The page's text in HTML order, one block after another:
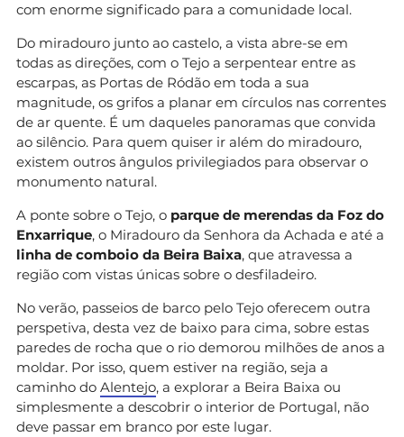
com enorme significado para a comunidade local.
Do miradouro junto ao castelo, a vista abre-se em
todas as direções, com o Tejo a serpentear entre as
escarpas, as Portas de Ródão em toda a sua
magnitude, os grifos a planar em círculos nas correntes
de ar quente. É um daqueles panoramas que convida
ao silêncio. Para quem quiser ir além do miradouro,
existem outros ângulos privilegiados para observar o
monumento natural.
A ponte sobre o Tejo, o parque de merendas da Foz do
Enxarrique, o Miradouro da Senhora da Achada e até a
linha de comboio da Beira Baixa, que atravessa a
região com vistas únicas sobre o desfiladeiro.
No verão, passeios de barco pelo Tejo oferecem outra
perspetiva, desta vez de baixo para cima, sobre estas
paredes de rocha que o rio demorou milhões de anos a
moldar. Por isso, quem estiver na região, seja a
caminho do Alentejo, a explorar a Beira Baixa ou
simplesmente a descobrir o interior de Portugal, não
deve passar em branco por este lugar.